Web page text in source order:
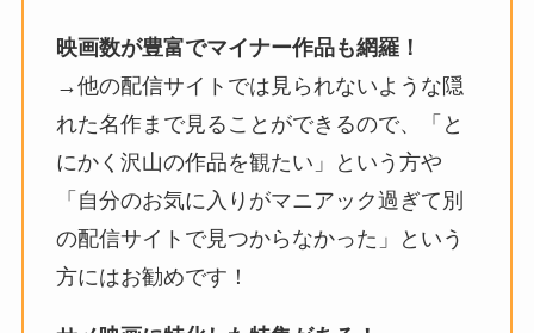
映画数が豊富でマイナー作品も網羅！
→他の配信サイトでは見られないような隠
れた名作まで見ることができるので、「と
にかく沢山の作品を観たい」という方や
「自分のお気に入りがマニアック過ぎて別
の配信サイトで見つからなかった」という
方にはお勧めです！